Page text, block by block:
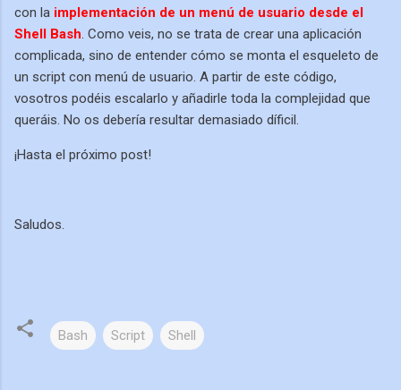
con la implementación de un menú de usuario desde el
Shell Bash. Como veis, no se trata de crear una aplicación
complicada, sino de entender cómo se monta el esqueleto de
un script con menú de usuario. A partir de este código,
vosotros podéis escalarlo y añadirle toda la complejidad que
queráis. No os debería resultar demasiado díficil.
¡Hasta el próximo post!
Saludos.
Bash Script Shell